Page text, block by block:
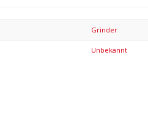
Grinder
Unbekannt